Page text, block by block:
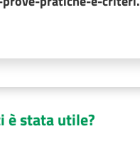
è stata utile?